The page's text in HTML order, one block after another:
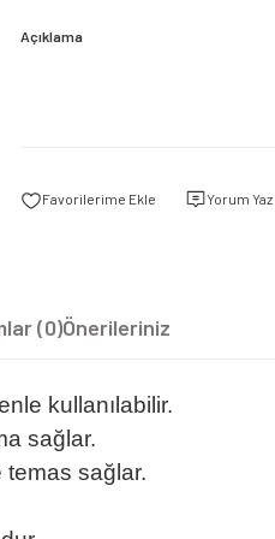
Açıklama
Yorum Yaz
(0)Önerileriniz
kullanılabilir.
sağlar.
temas sağlar.